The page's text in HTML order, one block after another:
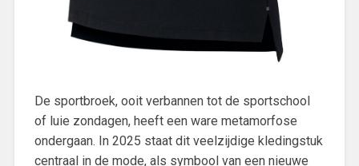
De sportbroek, ooit verbannen tot de sportschool
of luie zondagen, heeft een ware metamorfose
ondergaan. In 2025 staat dit veelzijdige kledingstuk
centraal in de mode, als symbool van een nieuwe